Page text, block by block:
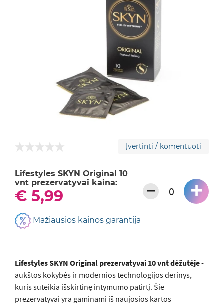
Įvertinti / komentuoti
Lifestyles SKYN Original 10
vnt prezervatyvai kaina:
€ 5,99 − +
Mažiausios kainos garantija
Lifestyles SKYN Original prezervatyvai 10 vnt dėžutėje-
aukštos kokybės ir modernios technologijos derinys,
kuris suteikia išskirtinę intymumo patirtį. Šie
prezervatyvai yra gaminami iš naujosios kartos